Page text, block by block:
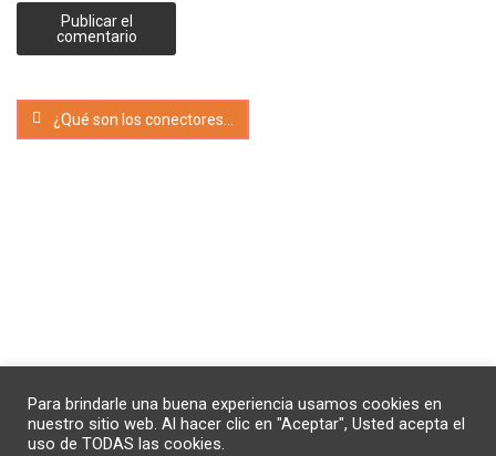
¿Qué son los conectores textuales? [Ejemplos]
© 2021-2023 MarcaGo. Hecho con ❤️ para impulsar las
marcas en Internet.🚀
Para brindarle una buena experiencia usamos cookies en
nuestro sitio web. Al hacer clic en "Aceptar", Usted acepta el
uso de TODAS las cookies.